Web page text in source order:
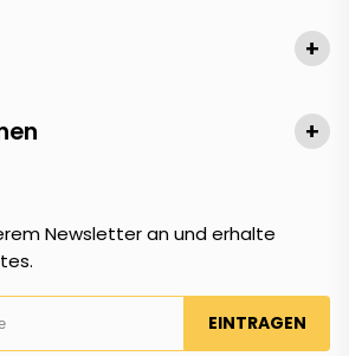
+
+
Newsletter an und erhalte
EINTRAGEN